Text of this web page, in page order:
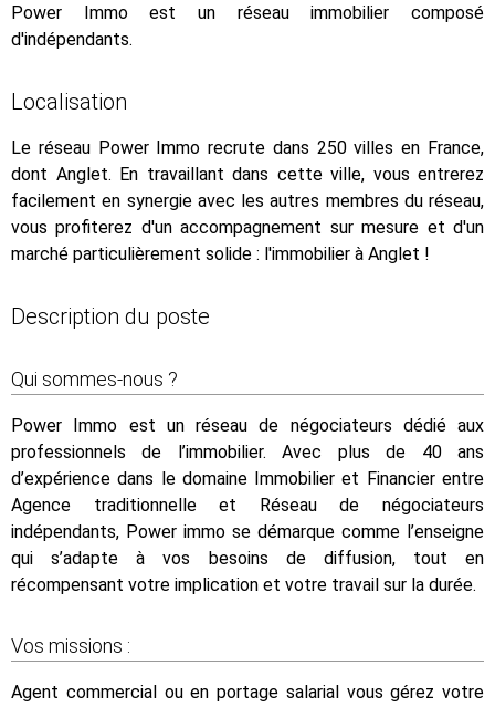
Power Immo est un réseau immobilier composé
d'indépendants.
Localisation
Le réseau Power Immo recrute dans 250 villes en France,
dont Anglet. En travaillant dans cette ville, vous entrerez
facilement en synergie avec les autres membres du réseau,
vous profiterez d'un accompagnement sur mesure et d'un
marché particulièrement solide : l'immobilier à Anglet !
Description du poste
Qui sommes-nous ?
Power Immo est un réseau de négociateurs dédié aux
professionnels de l’immobilier. Avec plus de 40 ans
d’expérience dans le domaine Immobilier et Financier entre
Agence traditionnelle et Réseau de négociateurs
indépendants, Power immo se démarque comme l’enseigne
qui s’adapte à vos besoins de diffusion, tout en
récompensant votre implication et votre travail sur la durée.
Vos missions :
Agent commercial ou en portage salarial vous gérez votre